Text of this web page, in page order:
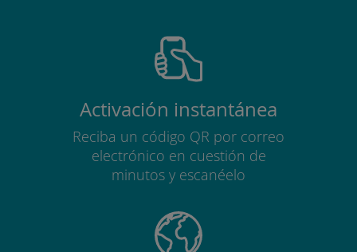
Activación instantánea
Reciba un código QR por correo
electrónico en cuestión de
minutos y escanéelo